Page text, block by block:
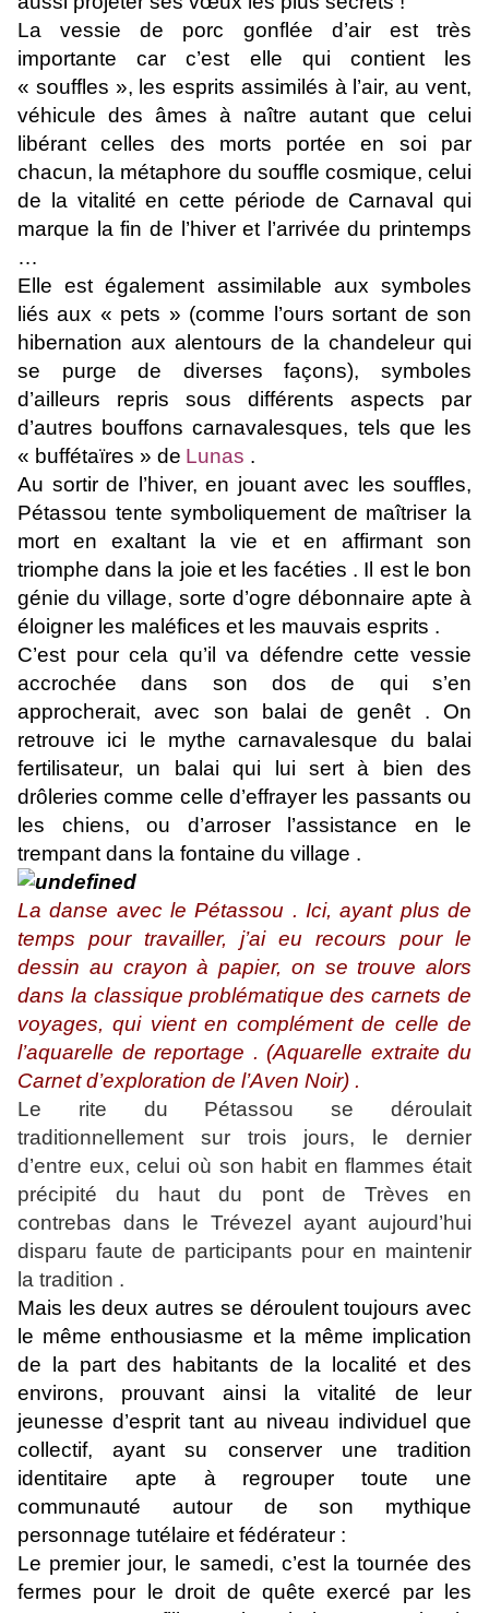
La vessie de porc gonflée d’air est très
importante car c’est elle qui contient les
« souffles », les esprits assimilés à l’air, au vent,
véhicule des âmes à naître autant que celui
libérant celles des morts portée en soi par
chacun, la métaphore du souffle cosmique, celui
de la vitalité en cette période de Carnaval qui
marque la fin de l’hiver et l’arrivée du printemps
…
Elle est également assimilable aux symboles
liés aux « pets » (comme l’ours sortant de son
hibernation aux alentours de la chandeleur qui
se purge de diverses façons), symboles
d’ailleurs repris sous différents aspects par
d’autres bouffons carnavalesques, tels que les
« buffétaïres » de Lunas .
Au sortir de
l’hiver, en jouant avec les souffles,
Pétassou tente symboliquement de maîtriser la
mort en exaltant la vie et en affirmant son
triomphe dans la joie et les facéties . Il est le bon
génie du village, sorte d’ogre débonnaire apte à
éloigner les maléfices et les mauvais esprits .
C’est pour cela qu’il va défendre cette vessie
accrochée dans son dos de qui s’en
approcherait, avec son balai de genêt . On
retrouve ici le mythe carnavalesque du balai
fertilisateur, un balai qui lui sert à bien des
drôleries comme celle d’effrayer les passants ou
les chiens, ou d’arroser l’assistance en le
trempant dans la fontaine du village .
La danse avec le Pétassou . Ici, ayant plus de
temps pour travailler, j’ai eu recours pour le
dessin au crayon à papier, on se trouve alors
dans la classique problématique des carnets de
voyages, qui vient en complément de celle de
l’aquarelle de reportage . (Aquarelle extraite du
Carnet d’exploration de l’Aven Noir) .
Le rite du Pétassou se déroulait
traditionnellement sur trois jours, le dernier
d’entre eux, celui où son habit en flammes était
précipité du haut du pont de Trèves en
contrebas dans le Trévezel ayant aujourd’hui
disparu faute de participants pour en maintenir
la tradition .
Mais les deux autres se déroulent toujours avec
le même enthousiasme et la même implication
de la part des habitants de la localité et des
environs, prouvant ainsi la vitalité de leur
jeunesse d’esprit tant au niveau individuel que
collectif, ayant su conserver une tradition
identitaire apte à regrouper toute une
communauté autour de son mythique
personnage tutélaire et fédérateur :
Le premier jour, le samedi, c’est la tournée des
fermes pour le droit de quête exercé par les